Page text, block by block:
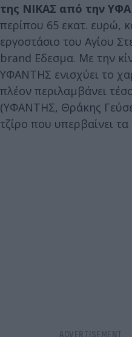
της ΝΙΚΑΣ από την
περίπου 65 εκατ. ευρώ,
εργοστάσιο του Αγίου
brand Εδεσμα. Με την
ΥΦΑΝΤΗΣ ενισχύει το
πλέον περιλαμβάνει
(ΥΦΑΝΤΗΣ, Θράκης
τζίρο που υπερβαίνει